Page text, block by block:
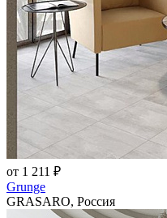
от 1 211 ₽
Grunge
GRASARO, Россия